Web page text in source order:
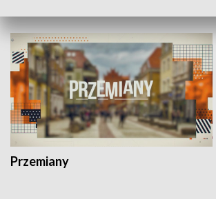
Przemiany